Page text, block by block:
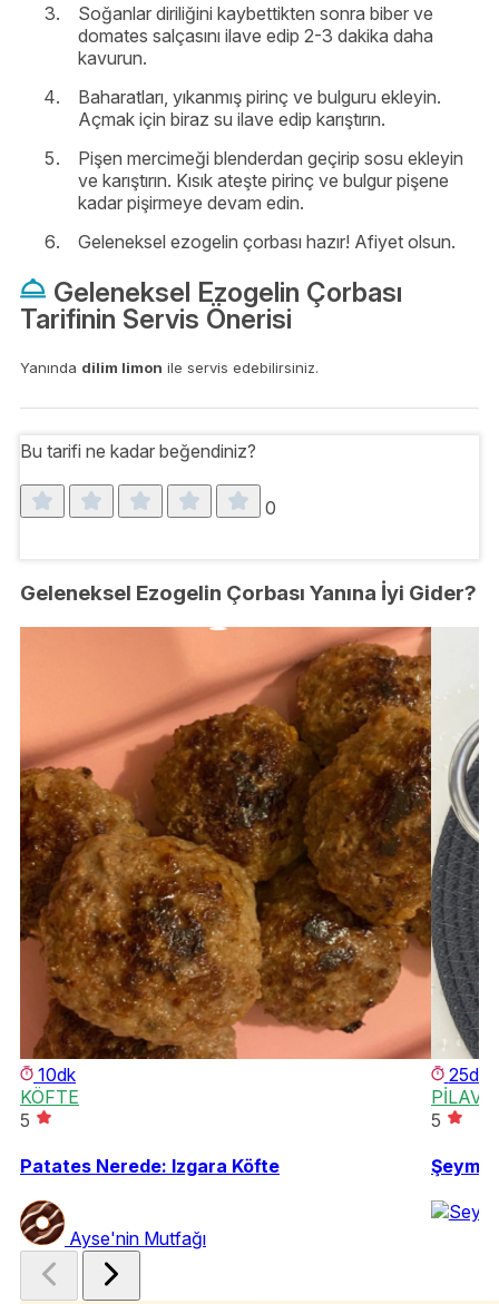
Soğanlar diriliğini kaybettikten sonra biber ve
domates salçasını ilave edip 2-3 dakika daha
kavurun.
Baharatları, yıkanmış pirinç ve bulguru ekleyin.
Açmak için biraz su ilave edip karıştırın.
Pişen mercimeği blenderdan geçirip sosu ekleyin
ve karıştırın. Kısık ateşte pirinç ve bulgur pişene
kadar pişirmeye devam edin.
Geleneksel ezogelin çorbası hazır! Afiyet olsun.
Geleneksel Ezogelin Çorbası
Tarifinin Servis Önerisi
Yanında dilim limon ile servis edebilirsiniz.
Bu tarifi ne kadar beğendiniz?
0
Geleneksel Ezogelin Çorbası Yanına İyi Gider?
10dk
KÖFTE
5
Patates Nerede: Izgara Köfte
Ayse'nin Mutfağı
25dk
PİLAV
5